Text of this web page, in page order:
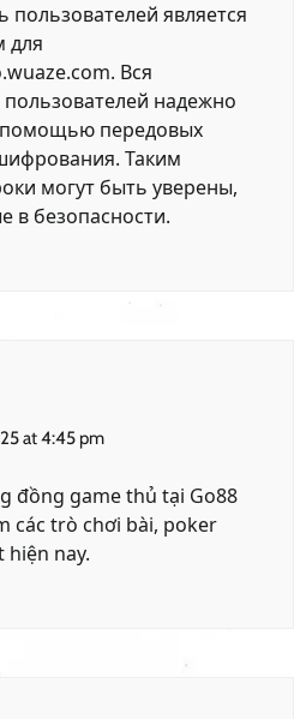
пользователей является
для
Вся
надежно
передовых
Таким
могут быть уверены,
в безопасности.
at 4:45 pm
đồng game thủ tại Go88
các trò chơi bài, poker
hiện nay.